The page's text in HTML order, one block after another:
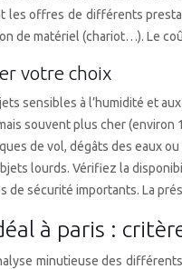
offres de différents
de matériel (chariot…). Le
votre choix
sensibles à l’humidité et
souvent plus cher (environ
de vol, dégâts des eaux
lourds. Vérifiez la
de sécurité importants. La
à paris :
minutieuse des